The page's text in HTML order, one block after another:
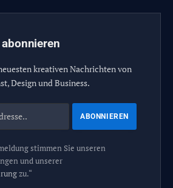
kreativen Nachrichten von
Design und Business.
stimmen Sie unseren
und unserer
zu.“